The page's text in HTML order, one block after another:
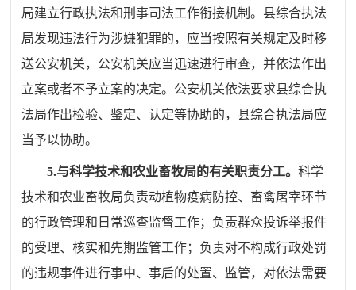
局建立行政执法和刑事司法工作衔接机制。县综合执法
局发现违法行为涉嫌犯罪的，应当按照有关规定及时移
送公安机关，公安机关应当迅速进行审查，并依法作出
立案或者不予立案的决定。公安机关依法要求县综合执
法局作出检验、鉴定、认定等协助的，县综合执法局应
当予以协助。
5.与科学技术和农业畜牧局的有关职责分工。科学
技术和农业畜牧局负责动植物疫病防控、畜禽屠宰环节
的行政管理和日常巡查监督工作；负责群众投诉举报件
的受理、核实和先期监管工作；负责对不构成行政处罚
的违规事件进行事中、事后的处置、监管，对依法需要